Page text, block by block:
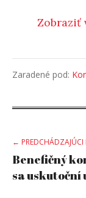
Zobraziť
Zaradené pod:
Post
← PREDCHÁDZAJÚCI
Benefičný
sa uskutoční